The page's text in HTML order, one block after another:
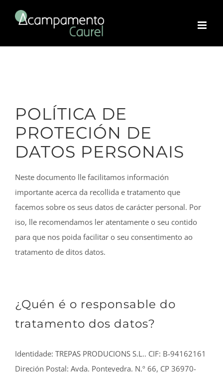
POLÍTICA DE
PROTECIÓN DE
DATOS PERSONAIS
Neste documento lle facilitamos información
importante acerca da recollida e tratamento que
facemos sobre os seus datos de carácter personal. Por
iso, lle recomendamos ler atentamente o seu contido
para que nos poida facilitar o seu consentimento ao
tratamento de ditos datos.
¿Quén é o responsable do
tratamento dos datos?
Identidade: TREPAS PRODUCIONS S.L.. CIF: B-94162161
Direción Postal: Avda. Pontevedra. N.º 66, CP 36970-